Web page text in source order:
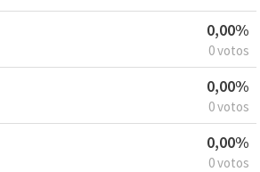
0,00%
0 votos
0,00%
0 votos
0,00%
0 votos